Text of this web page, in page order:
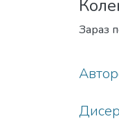
Зараз